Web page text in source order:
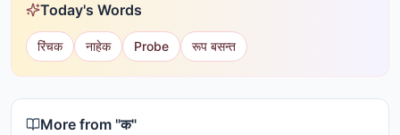
Today's Words
रिंचक नाहेक Probe रूप बसन्त
More from "क"